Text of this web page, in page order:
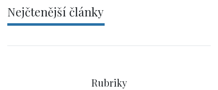
Nejčtenější články
Rubriky